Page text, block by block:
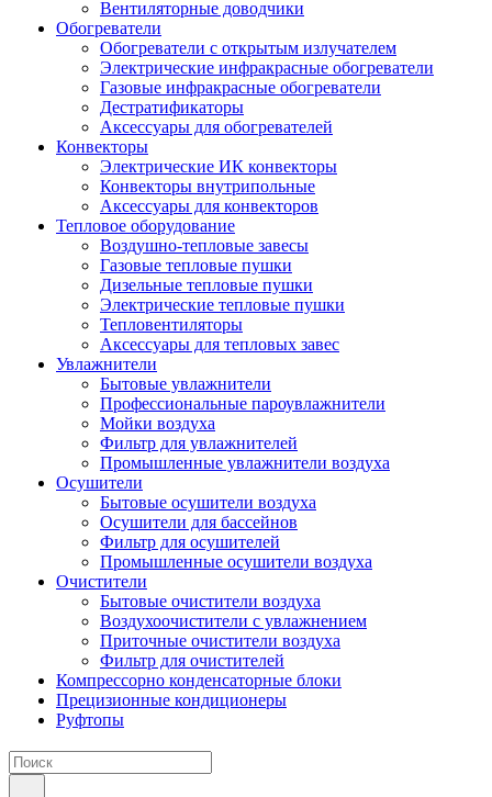
Вентиляторные доводчики
Обогреватели
Обогреватели с открытым излучателем
Электрические инфракрасные обогреватели
Газовые инфракрасные обогреватели
Дестратификаторы
Аксессуары для обогревателей
Конвекторы
Электрические ИК конвекторы
Конвекторы внутрипольные
Аксессуары для конвекторов
Тепловое оборудование
Воздушно-тепловые завесы
Газовые тепловые пушки
Дизельные тепловые пушки
Электрические тепловые пушки
Тепловентиляторы
Аксессуары для тепловых завес
Увлажнители
Бытовые увлажнители
Профессиональные пароувлажнители
Мойки воздуха
Фильтр для увлажнителей
Промышленные увлажнители воздуха
Осушители
Бытовые осушители воздуха
Осушители для бассейнов
Фильтр для осушителей
Промышленные осушители воздуха
Очистители
Бытовые очистители воздуха
Воздухоочистители с увлажнением
Приточные очистители воздуха
Фильтр для очистителей
Компрессорно конденсаторные блоки
Прецизионные кондиционеры
Руфтопы